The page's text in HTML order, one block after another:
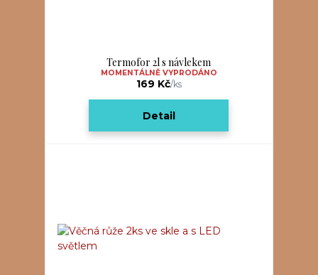
Termofor 2l s návlekem
169 Kč/ks
MOMENTÁLNĚ VYPRODÁNO
Detail